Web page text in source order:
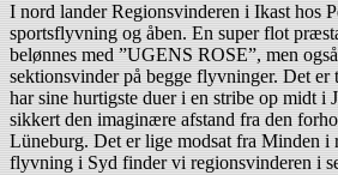
I nord lander Regionsvinderen i Ikast hos
sportsflyvning og åben. En super flot
belønnes med ”UGENS ROSE”, men
sektionsvinder på begge flyvninger. Det
har sine hurtigste duer i en stribe op midt i
sikkert den imaginære afstand fra den
Lüneburg. Det er lige modsat fra Minden i
flyvning i Syd finder vi regionsvinderen i